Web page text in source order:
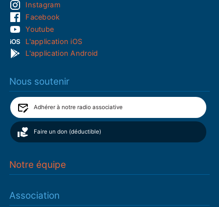
Instagram
Facebook
Youtube
L'application iOS
L'application Android
Nous soutenir
Adhérer à notre radio associative
Faire un don (déductible)
Notre équipe
Association